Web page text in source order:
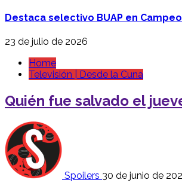
Destaca selectivo BUAP en
23 de julio de 2026
Home
Televisión | Desde la Cuna
Quién fue salvado el
Spoilers 30 de junio de